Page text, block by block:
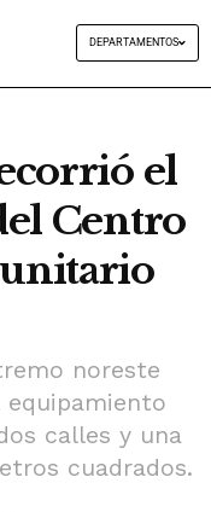
DEPARTAMENTOS
el
Centro
noreste
equipamiento
calles y una
cuadrados.